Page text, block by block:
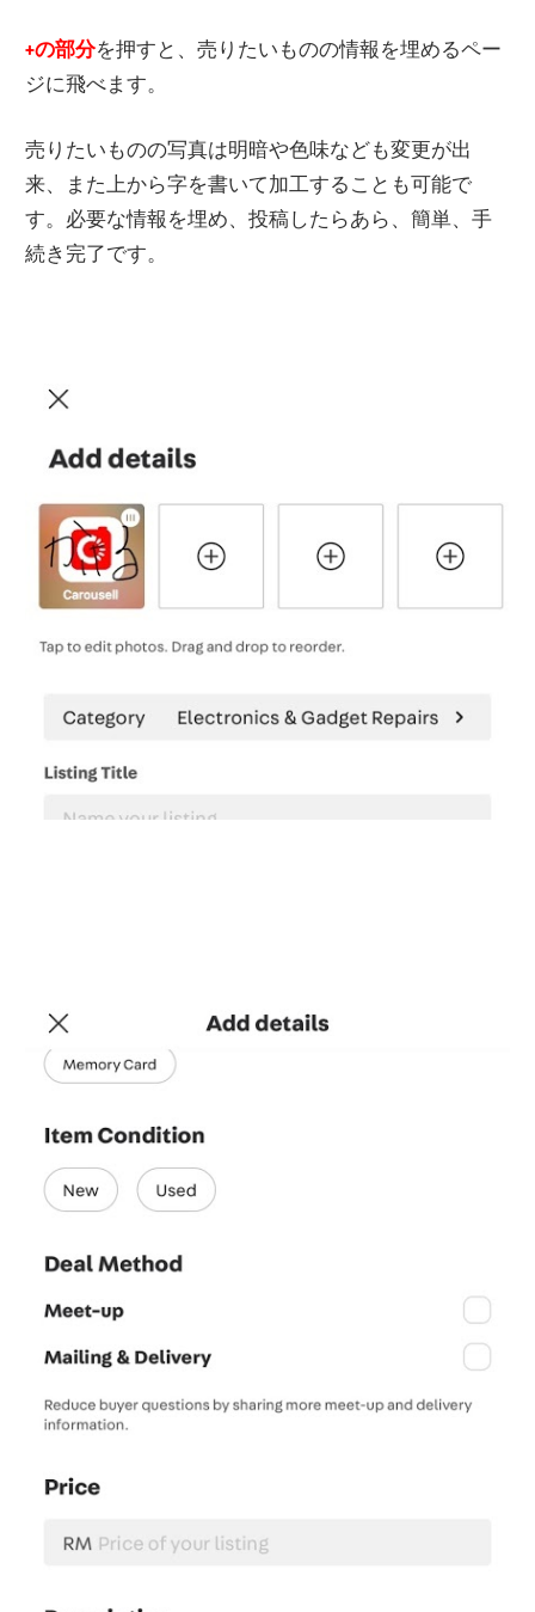
+の部分を押すと、売りたいものの情報を埋めるペー
ジに飛べます。
売りたいものの写真は明暗や色味なども変更が出
来、また上から字を書いて加工することも可能で
す。必要な情報を埋め、投稿したらあら、簡単、手
続き完了です。